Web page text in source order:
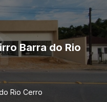
Barra do Rio
Rio Cerro